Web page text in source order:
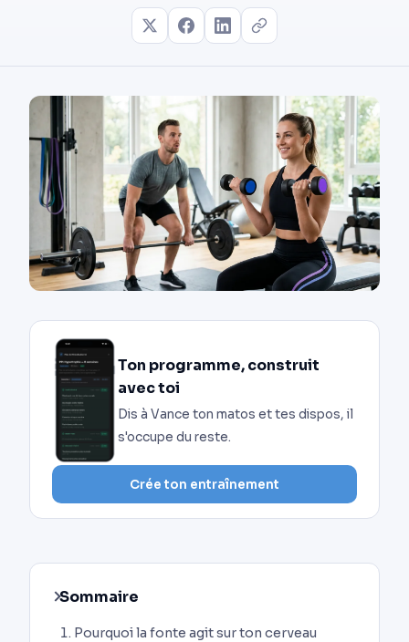
Ton programme, construit
avec toi
Dis à Vance ton matos et tes dispos, il
s'occupe du reste.
Crée ton entraînement
Sommaire
Pourquoi la fonte agit sur ton cerveau